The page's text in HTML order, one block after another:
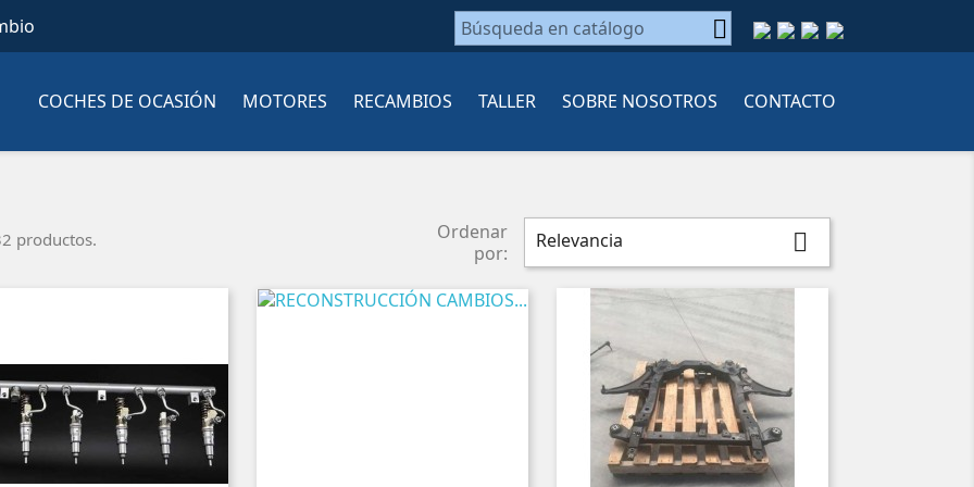

COCHES DE OCASIÓN MOTORES RECAMBIOS TALLER SOBRE NOSOTROS CONTACTO
productos.
Ordenar
por:
Relevancia 